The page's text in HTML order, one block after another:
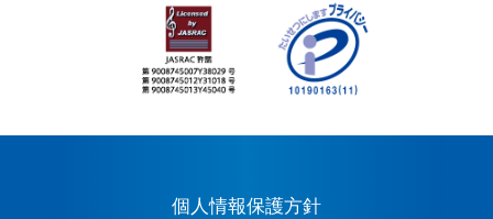
個人情報保護方針